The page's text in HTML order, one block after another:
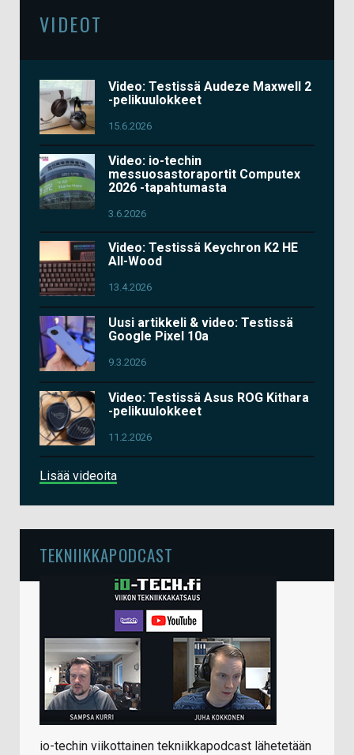
VIDEOT
Video: Testissä Audeze Maxwell 2
-pelikuulokkeet
15.6.2026
Video: io-techin
messuosastoraportit Computex
2026 -tapahtumasta
3.6.2026
Video: Testissä Keychron K2 HE
All-Wood
13.4.2026
Uusi artikkeli & video: Testissä
Google Pixel 10a
9.3.2026
Video: Testissä Asus ROG Kithara
-pelikuulokkeet
11.2.2026
Lisää videoita
TEKNIIKKAPODCAST
io-techin viikottainen tekniikkapodcast lähetetään